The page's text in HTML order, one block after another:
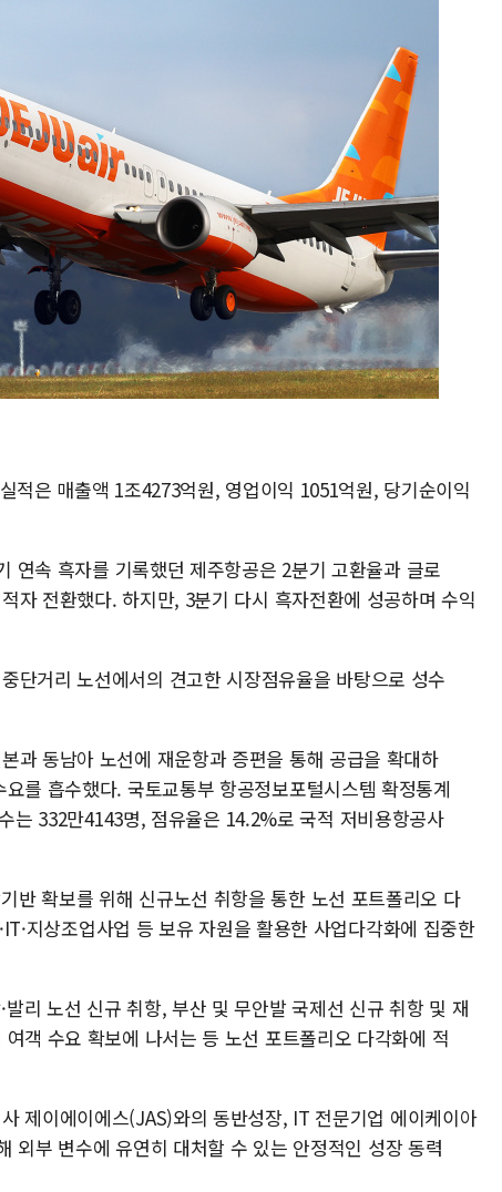
적은 매출액 1조4273억원, 영업이익 1051억원, 당기순이익
연속 흑자를 기록했던 제주항공은 2분기 고환율과 글로
자 전환했다. 하지만, 3분기 다시 흑자전환에 성공하며 수익
단거리 노선에서의 견고한 시장점유율을 바탕으로 성수
과 동남아 노선에 재운항과 증편을 통해 공급을 확대하
를 흡수했다. 국토교통부 항공정보포털시스템 확정통계
는 332만4143명, 점유율은 14.2%로 국적 저비용항공사
반 확보를 위해 신규노선 취항을 통한 노선 포트폴리오 다
지상조업사업 등 보유 자원을 활용한 사업다각화에 집중한
리 노선 신규 취항, 부산 및 무안발 국제선 신규 취항 및 재
객 수요 확보에 나서는 등 노선 포트폴리오 다각화에 적
제이에이에스(JAS)와의 동반성장, IT 전문기업 에이케이아
외부 변수에 유연히 대처할 수 있는 안정적인 성장 동력